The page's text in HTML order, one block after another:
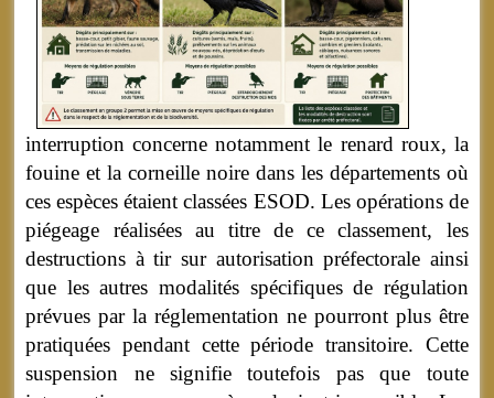
interruption concerne notamment le renard roux, la
fouine et la corneille noire dans les départements où
ces espèces étaient classées ESOD. Les opérations de
piégeage réalisées au titre de ce classement, les
destructions à tir sur autorisation préfectorale ainsi
que les autres modalités spécifiques de régulation
prévues par la réglementation ne pourront plus être
pratiquées pendant cette période transitoire. Cette
suspension ne signifie toutefois pas que toute